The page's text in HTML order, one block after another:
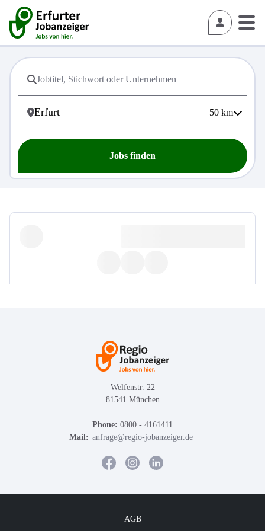
50 km
Jobs finden
Welfenstr. 22
81541 München
Phone: 0800 - 4161411
Mail: anfrage@regio-jobanzeiger.de
AGB